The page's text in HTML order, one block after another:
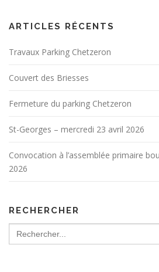
ARTICLES RÉCENTS
Travaux Parking Chetzeron
Couvert des Briesses
Fermeture du parking Chetzeron
St-Georges – mercredi 23 avril 2026
Convocation à l’assemblée primaire
2026
RECHERCHER
Search
for: